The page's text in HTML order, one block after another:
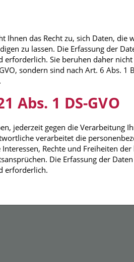
Ihnen das Recht zu, sich Daten,
zu lassen. Die Erfassung der
Sie beruhen daher
sondern sind nach Art. 6 Abs. 1
Abs. 1 DS-GVO
jederzeit gegen die Verarbeitung
verarbeitet die
Rechte und Freiheiten
Die Erfassung der
erforderlich.